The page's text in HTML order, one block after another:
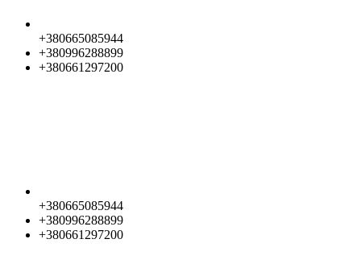
+380665085944
+380996288899
+380661297200
+380665085944
+380996288899
+380661297200